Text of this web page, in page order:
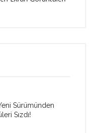
Sürümünden
Sızdı!